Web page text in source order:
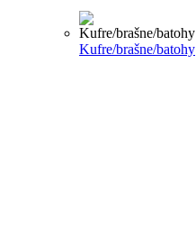
Kufre/brašne/batohy